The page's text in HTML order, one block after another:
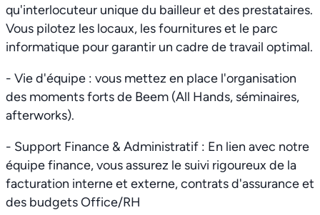
qu'interlocuteur unique du bailleur et des prestataires.
Vous pilotez les locaux, les fournitures et le parc
informatique pour garantir un cadre de travail optimal.
- Vie d'équipe : vous mettez en place l'organisation
des moments forts de Beem (All Hands, séminaires,
afterworks).
- Support Finance & Administratif : En lien avec notre
équipe finance, vous assurez le suivi rigoureux de la
facturation interne et externe, contrats d'assurance et
des budgets Office/RH